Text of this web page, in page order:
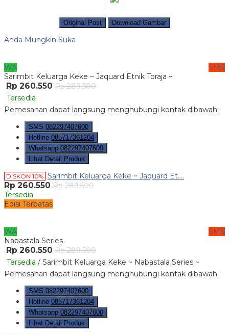
Original Post Download Gambar
Anda Mungkin Suka
WA
SMS
Sarimbit Keluarga Keke ~ Jaquard Etnik Toraja ~
Rp 260.550 Rp 289.500
Tersedia
Pemesanan dapat langsung menghubungi kontak dibawah:
SMS 082297407600
Hotline 085717361204
Whatsapp 082297407600
Lihat Detail Produk
DISKON 10% Sarimbit Keluarga Keke ~ Jaquard Et....
Rp 260.550 Rp 289.500
Tersedia
Edisi Terbatas
WA
SMS
Nabastala Series
Rp 260.550 Rp 289.500
Tersedia / Sarimbit Keluarga Keke ~ Nabastala Series ~
Pemesanan dapat langsung menghubungi kontak dibawah:
SMS 082297407600
Hotline 085717361204
Whatsapp 082297407600
Lihat Detail Produk